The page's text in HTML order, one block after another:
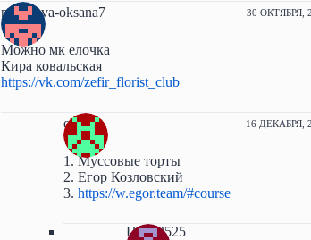
peshkova-oksana7 30 ОКТЯБРЯ,
Можно мк елочка
Кира ковальская
https://vk.com/zefir_florist_club
ele-f 16 ДЕКАБРЯ,
1. Муссовые торты
2. Егор Козловский
3. https://w.egor.team/#course
Поля2525